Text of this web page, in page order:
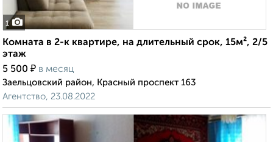
1
Комната в 2-к квартире, на длительный срок, 15м², 2/5
этаж
5 500 ₽ в месяц
Заельцовский район, Красный проспект 163
Агентство, 23.08.2022